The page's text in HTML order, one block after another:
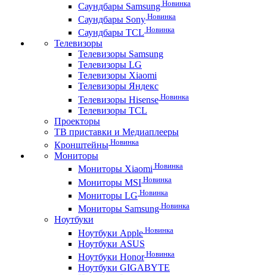
Саундбары Samsung Новинка
Саундбары Sony Новинка
Саундбары TCL Новинка
Телевизоры
Телевизоры Samsung
Телевизоры LG
Телевизоры Xiaomi
Телевизоры Яндекс
Телевизоры Hisense Новинка
Телевизоры TCL
Проекторы
ТВ приставки и Медиаплееры
Кронштейны Новинка
Мониторы
Мониторы Xiaomi Новинка
Мониторы MSI Новинка
Мониторы LG Новинка
Мониторы Samsung Новинка
Ноутбуки
Ноутбуки Apple Новинка
Ноутбуки ASUS
Ноутбуки HonorНовинка
Ноутбуки GIGABYTE